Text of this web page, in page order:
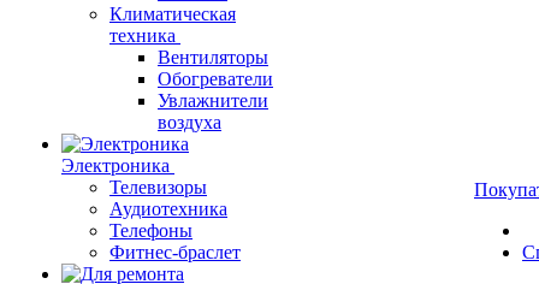
Климатическая
техника
Вентиляторы
Обогреватели
Увлажнители
воздуха
Электроника
Телевизоры
Аудиотехника
Телефоны
Фитнес-браслет